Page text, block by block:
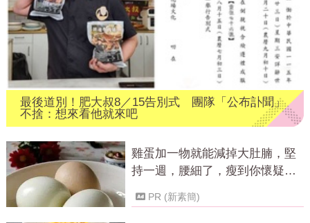
最後道別！肥大叔8／15告別式 團隊「公布訃聞」
不捨：想來看他就來吧
雞蛋加一物就能減掉大肚腩，堅
持一週，腰細了，瘦到你懷疑人
PR (新素簡)